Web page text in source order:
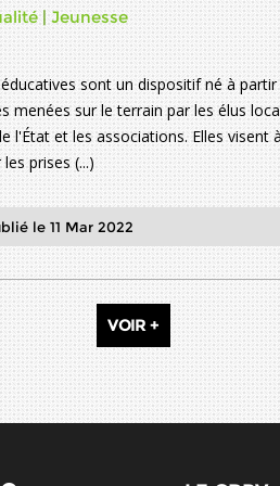
| Jeunesse
sont un dispositif né à partir
menées sur le terrain par les élus
l'État et les associations. Elles visent à
prises (...)
le 11 Mar 2022
VOIR +